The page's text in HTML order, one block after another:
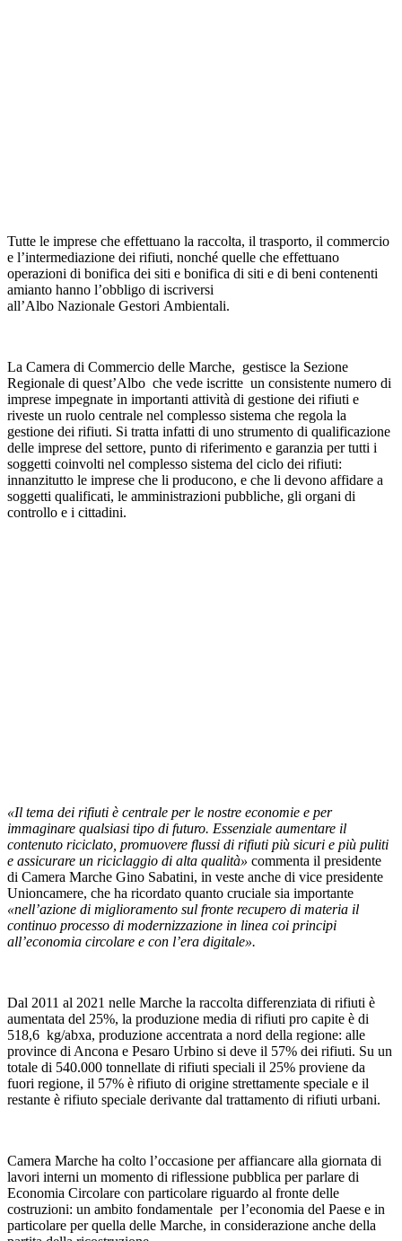
Tutte le imprese che effettuano la raccolta, il trasporto, il commercio
e l’intermediazione dei rifiuti, nonché quelle che effettuano
operazioni di bonifica dei siti e bonifica di siti e di beni contenenti
amianto hanno l’obbligo di iscriversi
all’Albo Nazionale Gestori Ambientali.
La Camera di Commercio delle Marche, gestisce la Sezione
Regionale di quest’Albo che vede iscritte un consistente numero di
imprese impegnate in importanti attività di gestione dei rifiuti e
riveste un ruolo centrale nel complesso sistema che regola la
gestione dei rifiuti. Si tratta infatti di uno strumento di qualificazione
delle imprese del settore, punto di riferimento e garanzia per tutti i
soggetti coinvolti nel complesso sistema del ciclo dei rifiuti:
innanzitutto le imprese che li producono, e che li devono affidare a
soggetti qualificati, le amministrazioni pubbliche, gli organi di
controllo e i cittadini.
«Il tema dei rifiuti è centrale per le nostre economie e per
immaginare qualsiasi tipo di futuro. Essenziale aumentare il
contenuto riciclato, promuovere flussi di rifiuti più sicuri e più puliti
e assicurare un riciclaggio di alta qualità» commenta il presidente
di Camera Marche Gino Sabatini, in veste anche di vice presidente
Unioncamere, che ha ricordato quanto cruciale sia importante
«nell’azione di miglioramento sul fronte recupero di materia il
continuo processo di modernizzazione in linea coi principi
all’economia circolare e con l’era digitale».
Dal 2011 al 2021 nelle Marche la raccolta differenziata di rifiuti è
aumentata del 25%, la produzione media di rifiuti pro capite è di
518,6 kg/abxa, produzione accentrata a nord della regione: alle
province di Ancona e Pesaro Urbino si deve il 57% dei rifiuti. Su un
totale di 540.000 tonnellate di rifiuti speciali il 25% proviene da
fuori regione, il 57% è rifiuto di origine strettamente speciale e il
restante è rifiuto speciale derivante dal trattamento di rifiuti urbani.
Camera Marche ha colto l’occasione per affiancare alla giornata di
lavori interni un momento di riflessione pubblica per parlare di
Economia Circolare con particolare riguardo al fronte delle
costruzioni: un ambito fondamentale per l’economia del Paese e in
particolare per quella delle Marche, in considerazione anche della